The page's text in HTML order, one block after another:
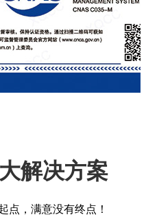
大解决方案
点，满意没有终点！